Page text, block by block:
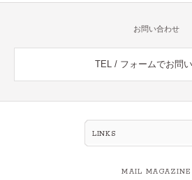
お問い合わせ
TEL / フォームでお問
LINKS
MAIL MAGAZINE